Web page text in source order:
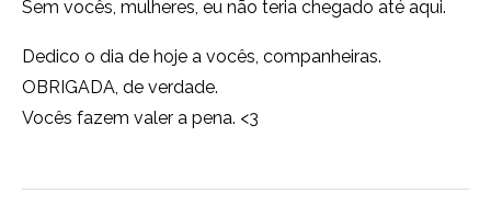
Sem vocês, mulheres, eu não teria chegado até aqui.
Dedico o dia de hoje a vocês, companheiras.
OBRIGADA, de verdade.
Vocês fazem valer a pena. <3